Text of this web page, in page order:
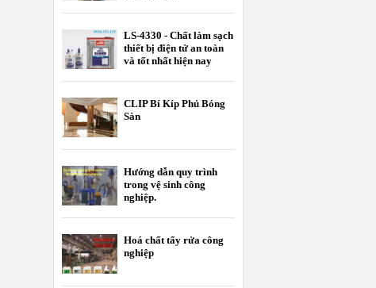
LS-4330 - Chất làm sạch
thiết bị điện tử an toàn
và tốt nhất hiện nay
CLIP Bí Kíp Phủ Bóng
Sàn
Hướng dẫn quy trình
trong vệ sinh công
nghiệp.
Hoá chất tẩy rửa công
nghiệp